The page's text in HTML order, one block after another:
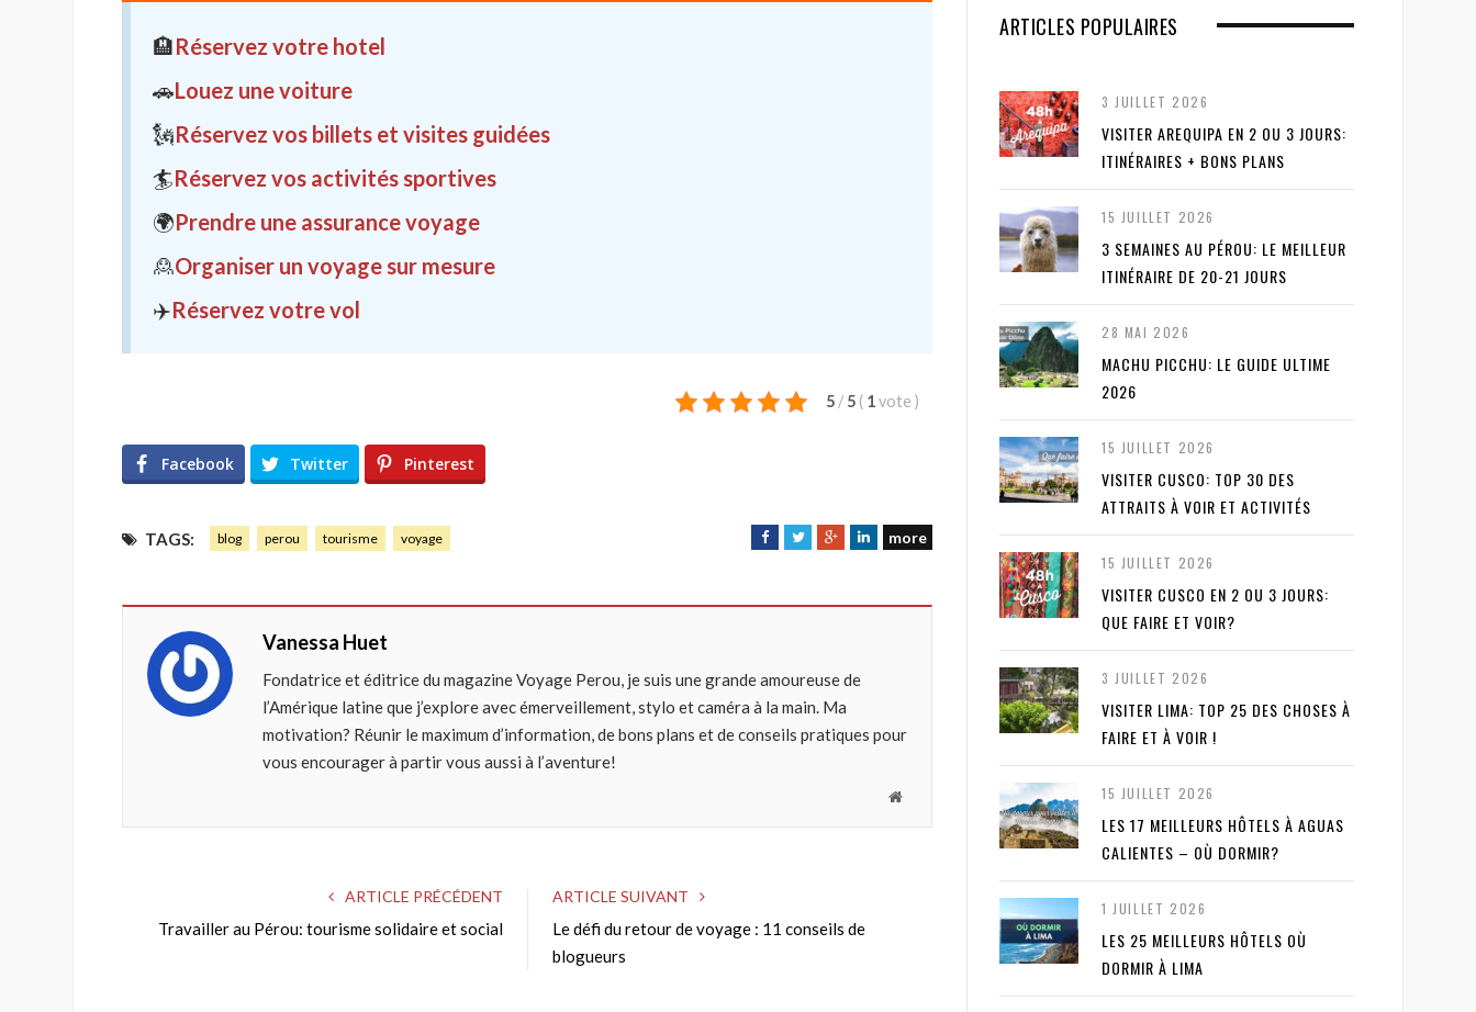
🏨Réservez votre hotel
🚗Louez une voiture
🗽Réservez vos billets et visites guidées
🏄Réservez vos activités sportives
🌍Prendre une assurance voyage
🙎Organiser un voyage sur mesure
✈️Réservez votre vol
5 / 5 ( 1vote )
Facebook Twitter Pinterest
TAGS: blog perou tourisme voyage
F
o
k
T
r
G
+
L
more
Vanessa Huet
Fondatrice et éditrice du magazine Voyage Perou, je suis une grande amoureuse de
l’Amérique latine que j’explore avec émerveillement, stylo et caméra à la main. Ma
motivation? Réunir le maximum d’information, de bons plans et de conseils pratiques pour
vous encourager à partir vous aussi à l’aventure!
W
ARTICLE PRÉCÉDENT
Travailler au Pérou: tourisme solidaire et social
ARTICLE SUIVANT
Le défi du retour de voyage : 11 conseils de
blogueurs
ARTICLES POPULAIRES
3 JUILLET 2026
VISITER AREQUIPA EN 2 OU 3 JOURS:
ITINÉRAIRES + BONS PLANS
15 JUILLET 2026
3 SEMAINES AU PÉROU: LE MEILLEUR
ITINÉRAIRE DE 20-21 JOURS
28 MAI 2026
MACHU PICCHU: LE GUIDE ULTIME
2026
15 JUILLET 2026
VISITER CUSCO: TOP 30 DES
ATTRAITS À VOIR ET ACTIVITÉS
15 JUILLET 2026
VISITER CUSCO EN 2 OU 3 JOURS:
QUE FAIRE ET VOIR?
3 JUILLET 2026
VISITER LIMA: TOP 25 DES CHOSES À
FAIRE ET À VOIR !
15 JUILLET 2026
LES 17 MEILLEURS HÔTELS À AGUAS
CALIENTES – OÙ DORMIR?
1 JUILLET 2026
LES 25 MEILLEURS HÔTELS OÙ
DORMIR À LIMA